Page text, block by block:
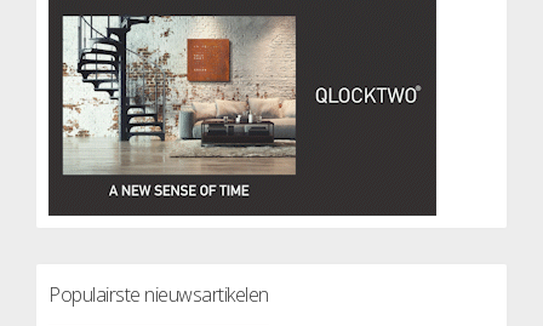
Populairste nieuwsartikelen